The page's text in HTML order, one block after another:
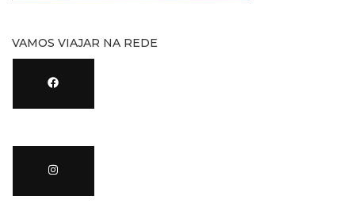
VAMOS VIAJAR NA REDE